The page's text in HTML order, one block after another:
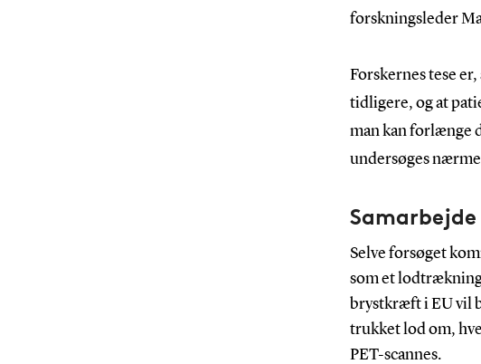
forskningsleder
Forskernes tese
tidligere, og at
man kan forlænge
undersøges
Selve forsøget
som et
brystkræft i EU vil
trukket lod om,
PET-scannes.